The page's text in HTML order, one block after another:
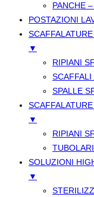
PANCHE
POSTAZIONI
▼
RIPIANI
SCAFFALI
SPALLE
▼
RIPIANI
SOLUZIONI
▼